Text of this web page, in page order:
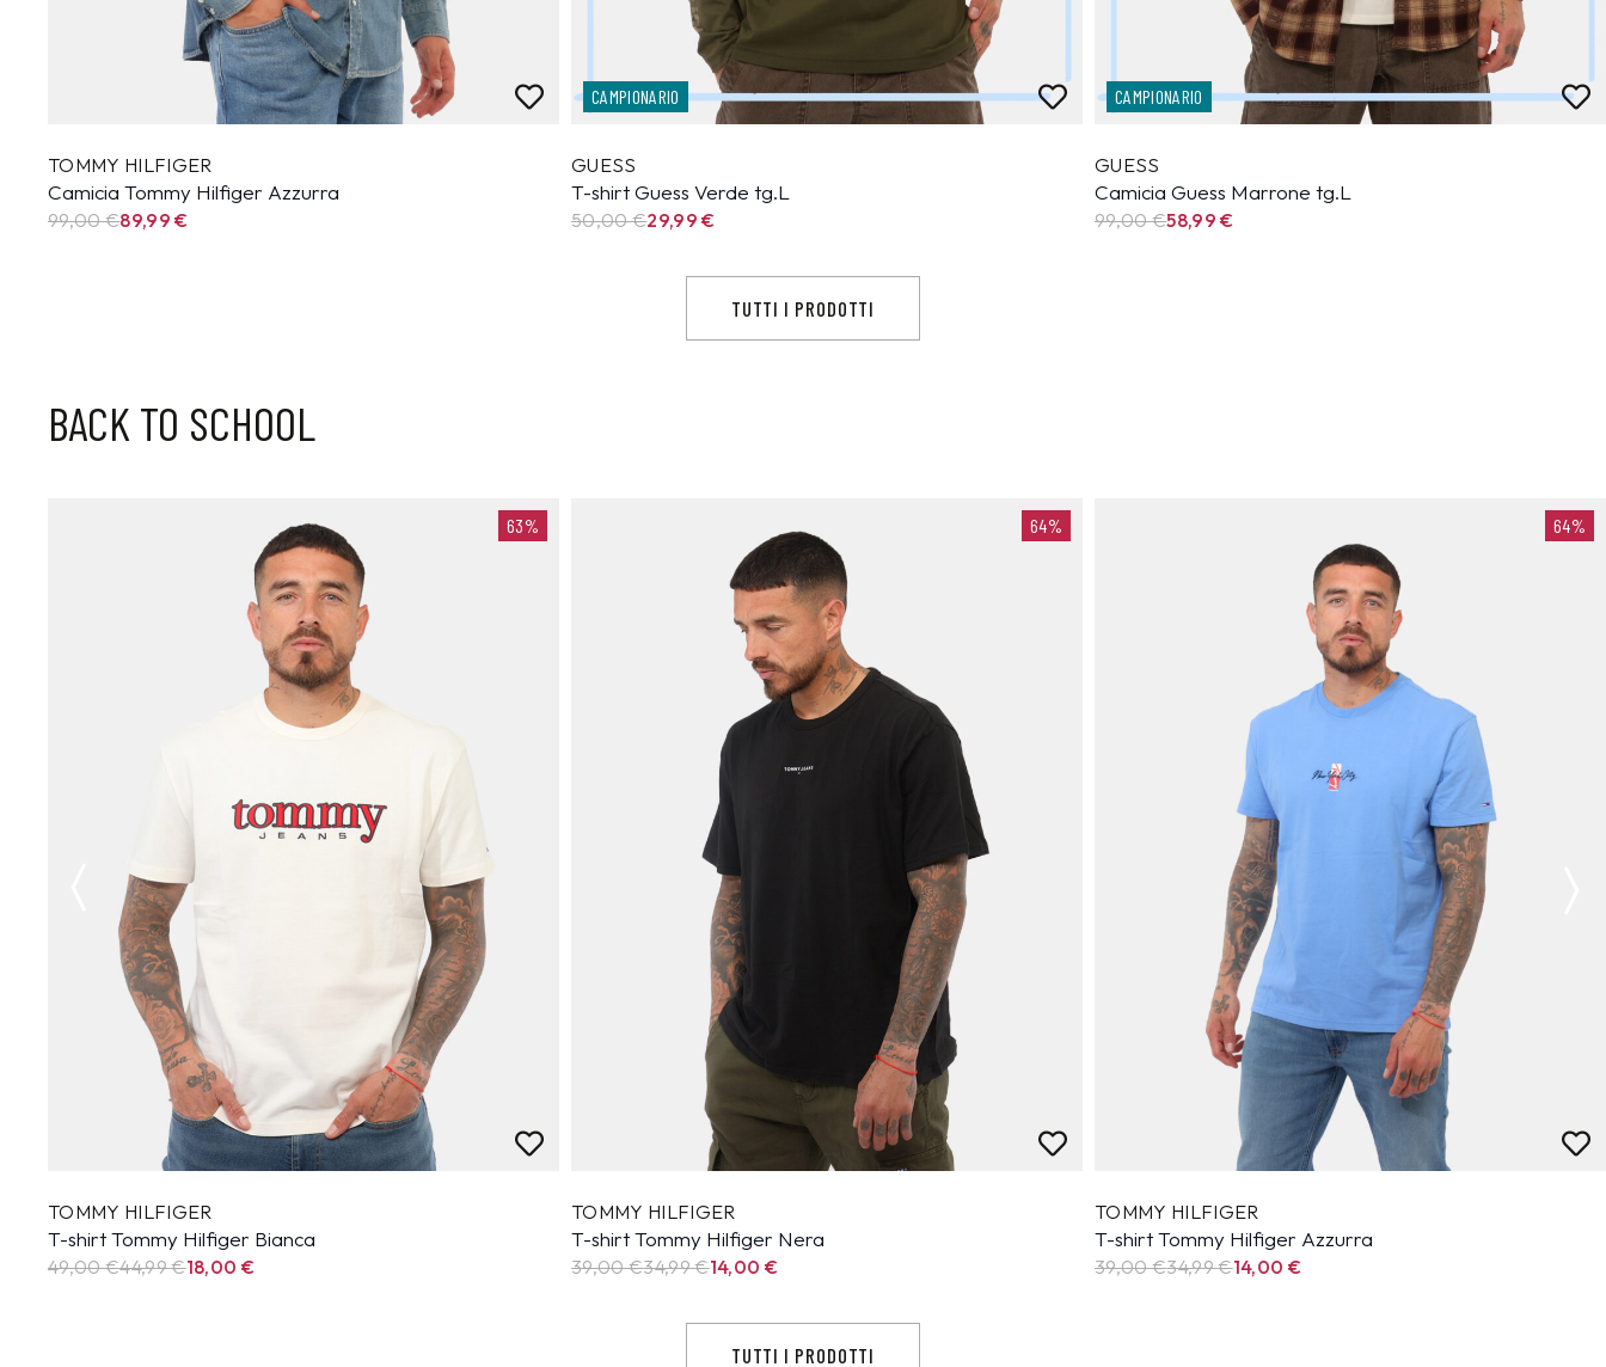
TOMMY HILFIGER
Camicia Tommy Hilfiger Azzurra
99,00 €89,99€
CAMPIONARIO
GUESS
T-shirt Guess Verde tg.L
50,00 €29,99€
CAMPIONARIO
GUESS
Camicia Guess Marrone tg.L
99,00 €58,99€
TUTTI I PRODOTTI
BACK TO SCHOOL
63%
TOMMY HILFIGER
T-shirt Tommy Hilfiger Bianca
49,00 €44,99€18,00 €
64%
TOMMY HILFIGER
T-shirt Tommy Hilfiger Nera
39,00 €34,99€14,00 €
64%
TOMMY HILFIGER
T-shirt Tommy Hilfiger Azzurra
39,00 €34,99€14,00 €
TUTTI I PRODOTTI